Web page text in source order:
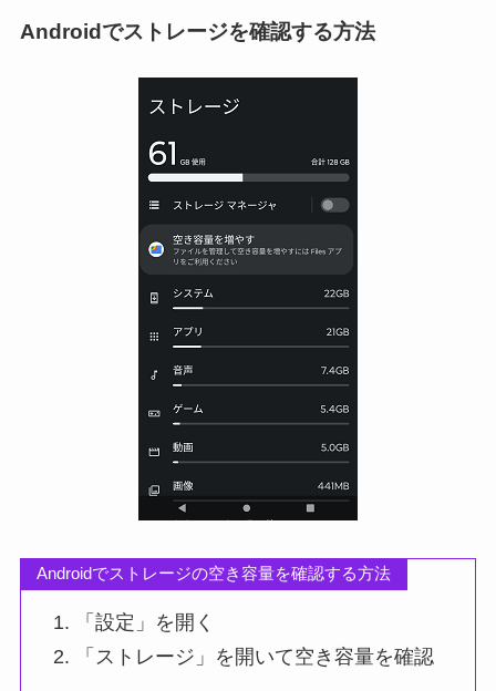
Androidでストレージを確認する方法
Androidでストレージの空き容量を確認する方法
「設定」を開く
「ストレージ」を開いて空き容量を確認